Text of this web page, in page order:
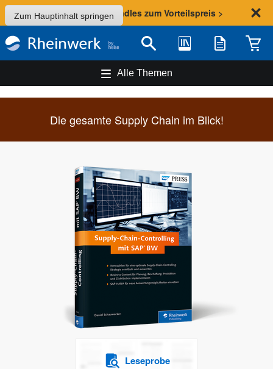
Zum Hauptinhalt springen
Sommer-Aktion: Bundles zum Vorteilspreis >
Suche Bibliothek Merkliste
Alle Themen
Die gesamte Supply Chain im Blick!
Leseprobe